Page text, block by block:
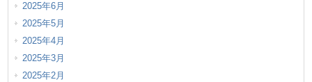
2025年6月
2025年5月
2025年4月
2025年3月
2025年2月